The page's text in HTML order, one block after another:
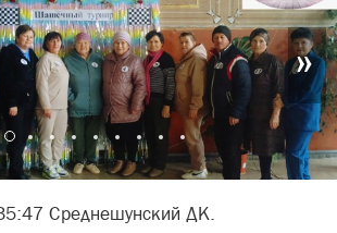
»
Среднешунский ДК.